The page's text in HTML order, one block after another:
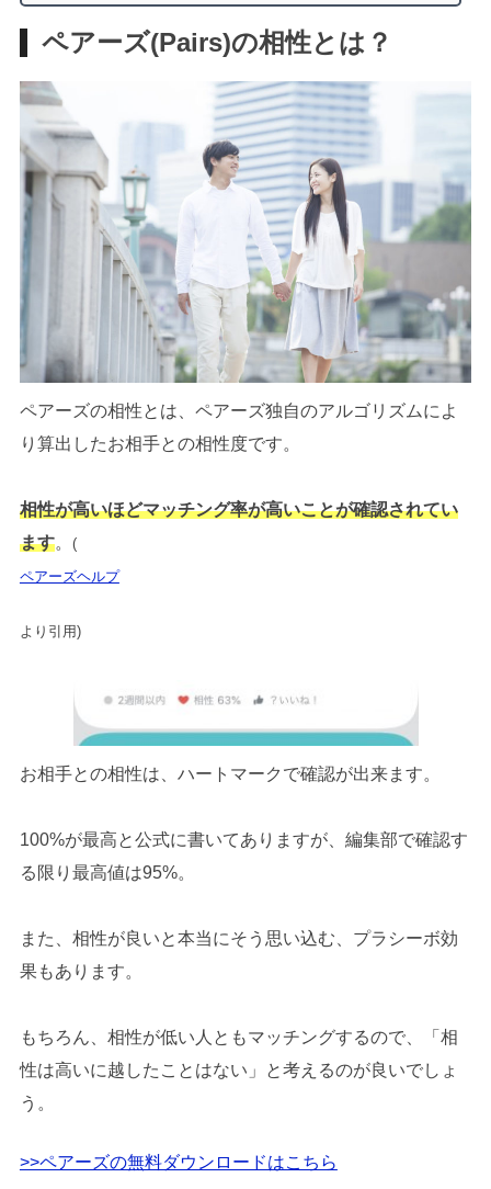
ペアーズ(Pairs)の相性とは？
ペアーズの相性とは、ペアーズ独自のアルゴリズムによ
り算出したお相手との相性度です。
相性が高いほどマッチング率が高いことが確認されてい
ます。 (
ペアーズヘルプ
より引用)
お相手との相性は、ハートマークで確認が出来ます。
100%が最高と公式に書いてありますが、編集部で確認す
る限り最高値は95%。
また、相性が良いと本当にそう思い込む、プラシーボ効
果もあります。
もちろん、相性が低い人ともマッチングするので、「相
性は高いに越したことはない」と考えるのが良いでしょ
う。
>>ペアーズの無料ダウンロードはこちら